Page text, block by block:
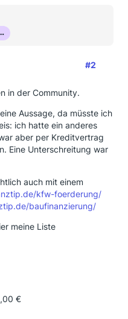
#2
in der Community.
Aussage, da müsste ich
ich hatte ein anderes
aber per Kreditvertrag
Eine Unterschreitung war
auch mit einem
kfw-foerderung/
baufinanzierung/
meine Liste
€